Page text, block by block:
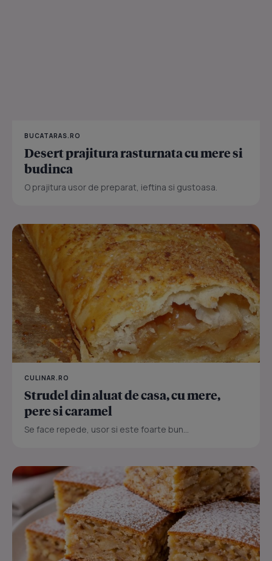
BUCATARAS.RO
Desert prajitura rasturnata cu mere si
budinca
O prajitura usor de preparat, ieftina si gustoasa.
CULINAR.RO
Strudel din aluat de casa, cu mere,
pere si caramel
Se face repede, usor si este foarte bun...